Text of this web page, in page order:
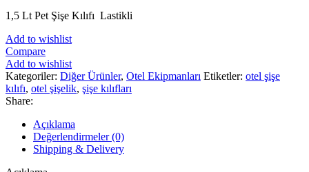
1,5 Lt Pet Şişe Kılıfı Lastikli
Add to wishlist
Compare
Add to wishlist
Kategoriler: Diğer Ürünler, Otel Ekipmanları Etiketler: otel şişe
kılıfı, otel şişelik, şişe kılıfları
Share:
Açıklama
Değerlendirmeler (0)
Shipping & Delivery